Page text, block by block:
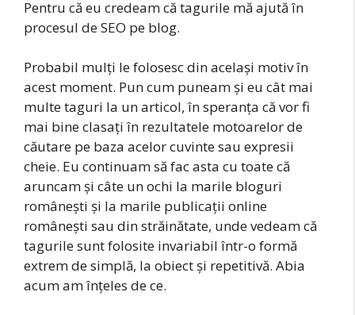
Pentru că eu credeam că tagurile mă ajută în
procesul de SEO pe blog.
Probabil mulți le folosesc din același motiv în
acest moment. Pun cum puneam și eu cât mai
multe taguri la un articol, în speranța că vor fi
mai bine clasați în rezultatele motoarelor de
căutare pe baza acelor cuvinte sau expresii
cheie. Eu continuam să fac asta cu toate că
aruncam și câte un ochi la marile bloguri
românești și la marile publicații online
românești sau din străinătate, unde vedeam că
tagurile sunt folosite invariabil într-o formă
extrem de simplă, la obiect și repetitivă. Abia
acum am înțeles de ce.